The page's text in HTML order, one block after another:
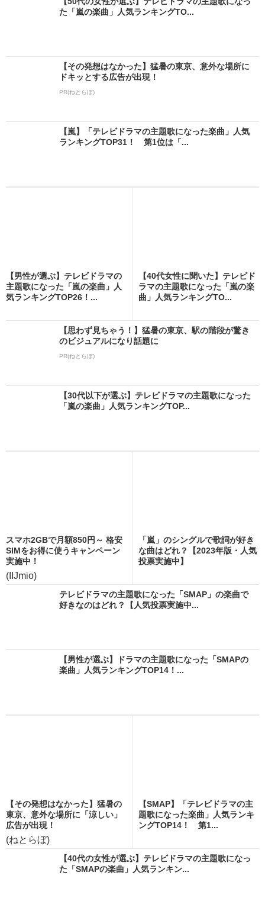
た「嵐の楽曲」人気ランキングTO...
【その発想はなかった】猛暑の東京、意外な場所に
ドキッとする広告が出現！
PR(ねとらぼ)
【嵐】「テレビドラマの主題歌になった楽曲」人気
ランキングTOP31！ 第1位は「...
【男性が選ぶ】テレビドラマの
主題歌になった「嵐の楽曲」人
気ランキングTOP26！...
【40代女性に聞いた】テレビド
ラマの主題歌になった「嵐の楽
曲」人気ランキングTO...
【思わず見ちゃう！】猛暑の東京、駅の階段が驚き
のビジュアルになり話題に
PR(ねとらぼ)
【30代以下が選ぶ】テレビドラマの主題歌になった
「嵐の楽曲」人気ランキングTOP...
スマホ2GBで月額850円～ 格安
SIMをお得に使うキャンペーン
実施中！
(IIJmio)
「嵐」のシングルで歌詞が好き
な曲はどれ？【2023年版・人気
投票実施中】
テレビドラマの主題歌になった「SMAP」の楽曲で
好きなのはどれ？【人気投票実施中...
【男性が選ぶ】ドラマの主題歌になった「SMAPの
楽曲」人気ランキングTOP14！...
【その発想はなかった】猛暑の
東京、意外な場所に「涼しい」
広告が出現！
(ねとらぼ)
【SMAP】「テレビドラマの主
題歌になった楽曲」人気ランキ
ングTOP14！ 第1...
【40代の女性が選ぶ】テレビドラマの主題歌になっ
た「SMAPの楽曲」人気ランキン...